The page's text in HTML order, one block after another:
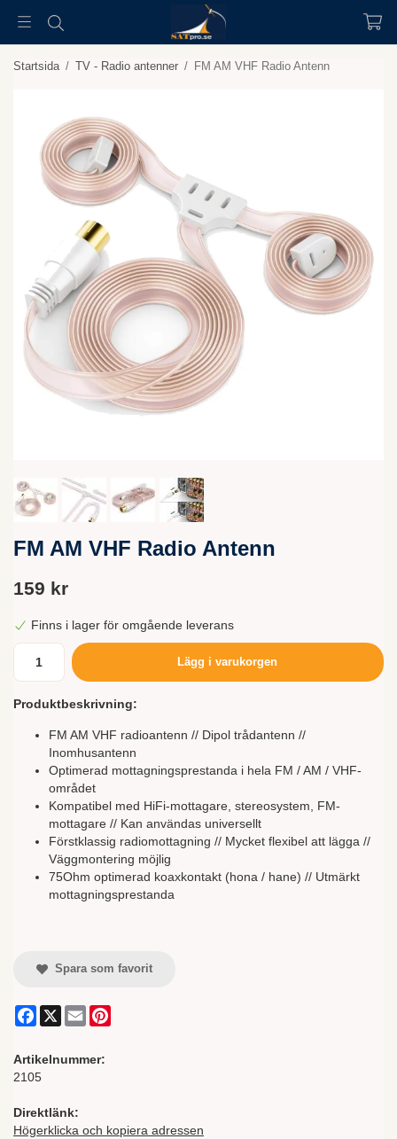
Startsida / TV - Radio antenner / FM AM VHF Radio Antenn
FM AM VHF Radio Antenn
159 kr
Finns i lager för omgående leverans
Lägg i varukorgen
Produktbeskrivning:
FM AM VHF radioantenn // Dipol trådantenn //
Inomhusantenn
Optimerad mottagningsprestanda i hela FM / AM / VHF-
området
Kompatibel med HiFi-mottagare, stereosystem, FM-
mottagare // Kan användas universellt
Förstklassig radiomottagning // Mycket flexibel att lägga //
Väggmontering möjlig
75Ohm optimerad koaxkontakt (hona / hane) // Utmärkt
mottagningsprestanda
Spara som favorit
Facebook
X Email
Artikelnummer:
2105
Direktlänk:
Högerklicka och kopiera adressen